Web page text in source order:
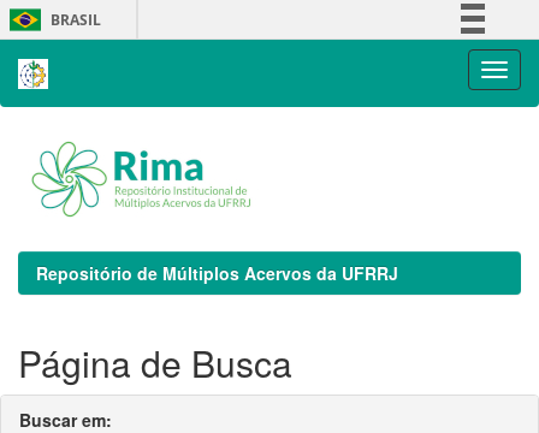
Skip
navigation
BRASIL
Repositório de Múltiplos Acervos da UFRRJ
Página de Busca
Buscar em: